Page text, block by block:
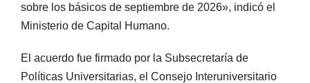
sobre los básicos de septiembre de 2026», indicó el
Ministerio de Capital Humano.
El acuerdo fue firmado por la Subsecretaría de
Políticas Universitarias, el Consejo Interuniversitario